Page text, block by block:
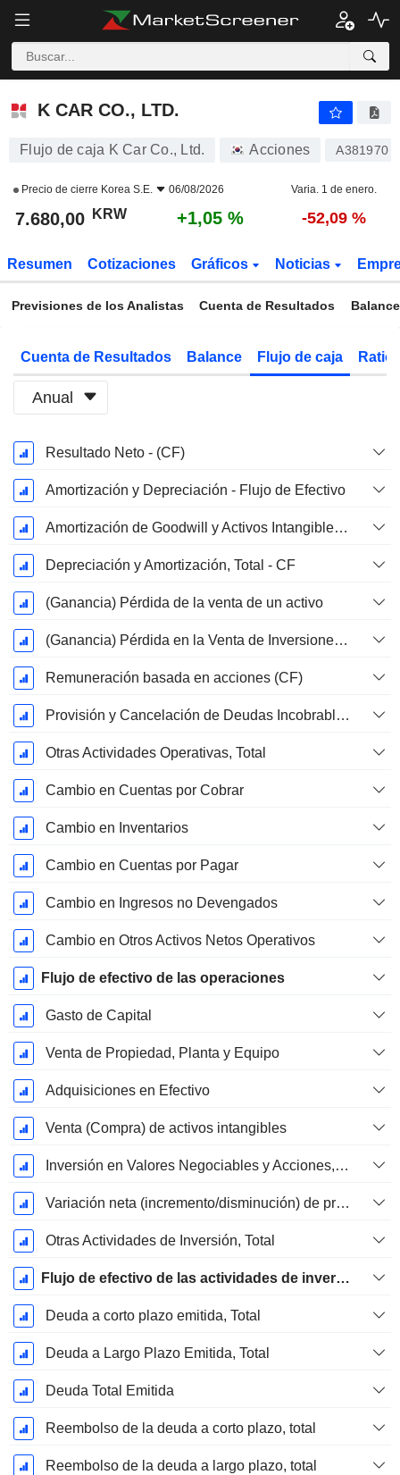
K CAR CO., LTD.
K CAR CO., LTD.
Flujo de caja K Car Co., Ltd. Acciones A381970
Precio de cierre Korea S.E. 06/08/2026 Varia. 1 de enero.
7.680,00 KRW +1,05 % -52,09 %
Resumen Cotizaciones Gráficos Noticias
Previsiones de los Analistas Cuenta de Resultados Balance
Cuenta de Resultados Balance Flujo de caja
Anual
Período
fiscal:
Diciembre
Resultado Neto - (CF)
Amortización y Depreciación - Flujo de Efectivo
Amortización de Goodwill y Activos Intangibles - (CF) - (Específico del Modelo)
Depreciación y Amortización, Total - CF
(Ganancia) Pérdida de la venta de un activo
(Ganancia) Pérdida en la Venta de Inversiones - (CF)
Remuneración basada en acciones (CF)
Provisión y Cancelación de Deudas Incobrables
Otras Actividades Operativas, Total
Cambio en Cuentas por Cobrar
Cambio en Inventarios
Cambio en Cuentas por Pagar
Cambio en Ingresos no Devengados
Cambio en Otros Activos Netos Operativos
Flujo de efectivo de las operaciones
Gasto de Capital
Venta de Propiedad, Planta y Equipo
Adquisiciones en Efectivo
Venta (Compra) de activos intangibles
Inversión en Valores Negociables y Acciones, Total
Variación neta (incremento/disminución) de préstamos originados / vendidos - Inversión
Otras Actividades de Inversión, Total
Flujo de efectivo de las actividades de inversión
Deuda a corto plazo emitida, Total
Deuda a Largo Plazo Emitida, Total
Deuda Total Emitida
Reembolso de la deuda a corto plazo, total
Reembolso de la deuda a largo plazo, total